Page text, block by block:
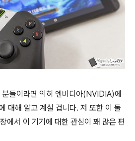
들이라면 익히 엔비디아(NVIDIA)에
대해 알고 계실 겁니다. 저 또한 이 둘
에서 이 기기에 대한 관심이 꽤 많은 편